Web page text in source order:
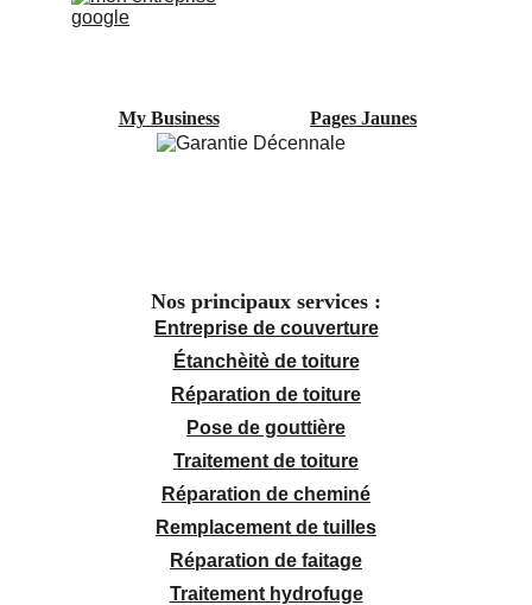
My Business Pages Jaunes
Nos principaux services :
Entreprise de couverture
Étanchèitè de toiture
Réparation de toiture
Pose de gouttière
Traitement de toiture
Réparation de cheminé
Remplacement de tuilles
Réparation de faitage
Traitement hydrofuge